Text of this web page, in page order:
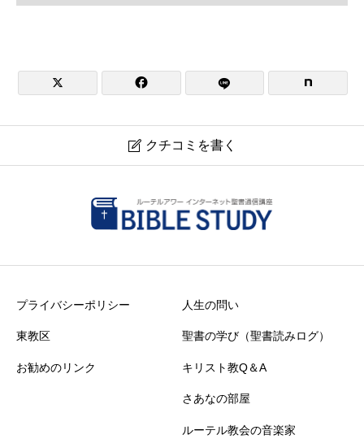
 
 クチコミを書く
現在クチコミは投稿できません。
プライバシーポリシー
東教区
お勧めのリンク
人生の問い
聖書の学び（聖書読みログ）
キリスト教Q＆A
さあなの部屋
ルーテル教会の音楽家